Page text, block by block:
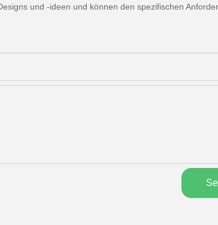
und -ideen und können den spezifischen